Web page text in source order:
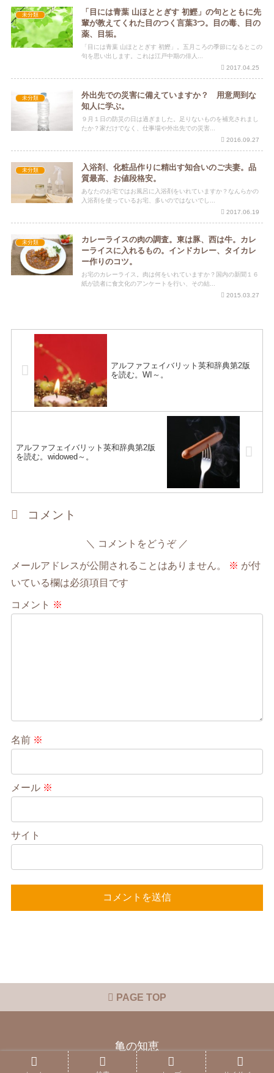
未分類
「目には青葉 山ほととぎす 初鰹」の句とともに先
輩が教えてくれた目のつく言葉3つ。目の毒、目の
薬、目垢。
「目には青葉 山ほととぎす 初鰹」。五月ころの季節になるとこの
句を思い出します。これは江戸中期の俳人...
2017.04.25
未分類
外出先での災害に備えていますか？ 用意周到な
知人に学ぶ。
９月１日の防災の日は過ぎました。足りないものを補充されまし
たか？家だけでなく、仕事場や外出先での災害...
2016.09.27
未分類
入浴剤、化粧品作りに精出す知合いのご夫妻。品
質最高、お値段格安。
あなたのお宅ではお風呂に入浴剤をいれていますか？なんらかの
入浴剤を使っているお宅、多いのではないでし...
2017.06.19
未分類
カレーライスの肉の調査。東は豚、西は牛。カレ
ーライスに入れるもの。インドカレー、タイカレ
ー作りのコツ。
お宅のカレーライス。肉は何をいれていますか？国内の新聞１６
紙が読者に食文化のアンケートを行い、その結...
2015.03.27
アルファフェイバリット英和辞典第2版
を読む。WI～。
アルファフェイバリット英和辞典第2版
を読む。widowed～。
コメント
コメントをどうぞ
メールアドレスが公開されることはありません。 ※ が付
いている欄は必須項目です
コメント ※
名前 ※
メール ※
サイト
PAGE TOP
亀の知恵
Copyright © 2015 亀の知恵 All Rights Reserved.